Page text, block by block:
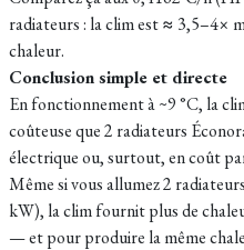
radiateurs : la clim est ≈ 3,5–4×
chaleur.
Conclusion simple et directe
En fonctionnement à ~9 °C, la
coûteuse que 2 radiateurs
électrique ou, surtout, en coût
Même si vous allumez 2
kW), la clim fournit plus de
— et pour produire la même